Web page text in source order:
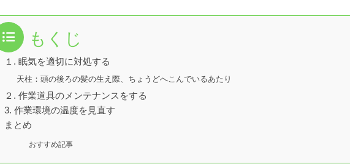
もくじ
１. 眠気を適切に対処する
天柱：頭の後ろの髪の生え際、ちょうどへこんでいるあたり
２. 作業道具のメンテナンスをする
3. 作業環境の温度を見直す
まとめ
おすすめ記事